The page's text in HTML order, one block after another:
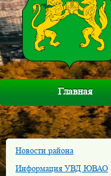
Главная
Новости района
Информация УВД ЮВАО